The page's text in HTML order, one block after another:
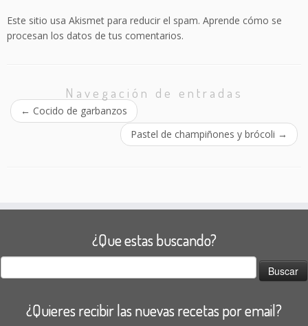
Este sitio usa Akismet para reducir el spam. Aprende cómo se
procesan los datos de tus comentarios.
Navegación de entradas
← Cocido de garbanzos
Pastel de champiñones y brócoli →
¿Que estas buscando?
Buscar:
¿Quieres recibir las nuevas recetas por email?